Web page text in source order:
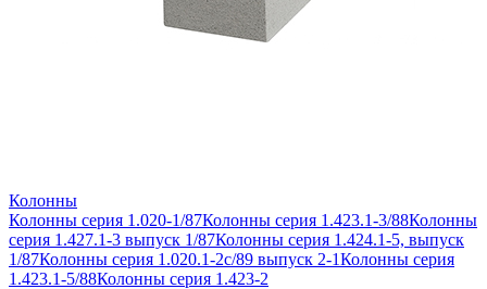
Колонны
Колонны серия 1.020-1/87Колонны серия 1.423.1-3/88Колонны
серия 1.427.1-3 выпуск 1/87Колонны серия 1.424.1-5, выпуск
1/87Колонны серия 1.020.1-2с/89 выпуск 2-1Колонны серия
1.423.1-5/88Колонны серия 1.423-2